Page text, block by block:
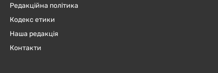
Редакційна політика
Кодекс етики
Наша редакція
Контакти